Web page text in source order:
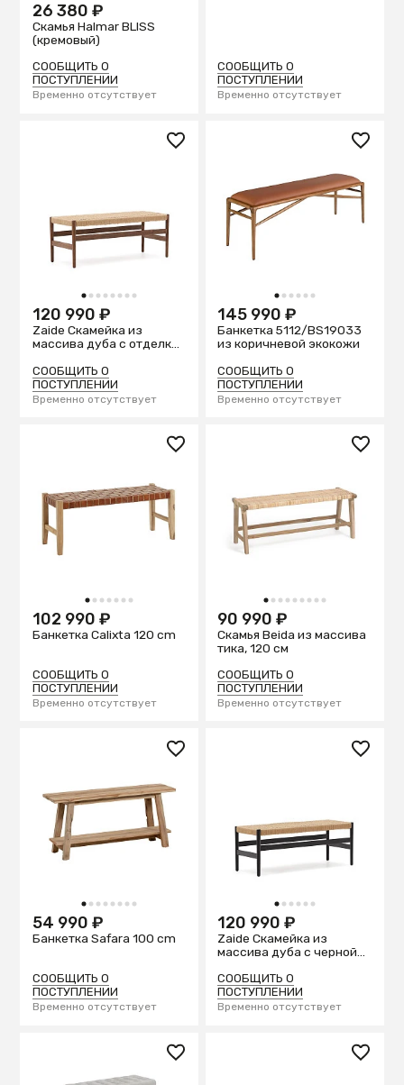
26 380 ₽
Скамья Halmar BLISS
(кремовый)
СООБЩИТЬ О
ПОСТУПЛЕНИИ
Временно отсутствует
СООБЩИТЬ О
ПОСТУПЛЕНИИ
Временно отсутствует
1 2 3 4 5 6 7 8
120 990 ₽
Zaide Скамейка из
массива дуба с отделкой
веревочного шнура, 120
см
СООБЩИТЬ О
ПОСТУПЛЕНИИ
Временно отсутствует
1 2 3 4 5 6
145 990 ₽
Банкетка 5112/BS19033
из коричневой экокожи
СООБЩИТЬ О
ПОСТУПЛЕНИИ
Временно отсутствует
1 2 3 4 5 6 7
102 990 ₽
Банкетка Calixta 120 cm
СООБЩИТЬ О
ПОСТУПЛЕНИИ
Временно отсутствует
1 2 3 4 5 6 7 8 9
90 990 ₽
Скамья Beida из массива
тика, 120 см
СООБЩИТЬ О
ПОСТУПЛЕНИИ
Временно отсутствует
1 2 3 4 5 6 7 8
54 990 ₽
Банкетка Safara 100 cm
СООБЩИТЬ О
ПОСТУПЛЕНИИ
Временно отсутствует
1 2 3 4 5 6
120 990 ₽
Zaide Скамейка из
массива дуба с черной
веревочного шнура, 120
см
СООБЩИТЬ О
ПОСТУПЛЕНИИ
Временно отсутствует